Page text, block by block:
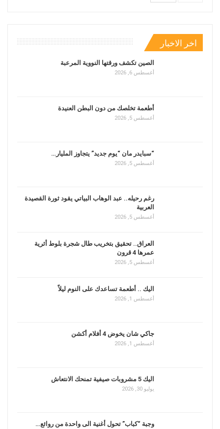
اخر الاخبار
الصين تكشف ورقتها النووية المرعبة
أغسطس 6, 2026
أطعمة تخلصك من دون البطن العنيدة
أغسطس 5, 2026
“سبايدر مان “يوم جديد” يتجاوز المليار…
أغسطس 5, 2026
رغم رحيله.. عبد الوهاب البياتي يقود ثورة القصيدة
العربية
أغسطس 5, 2026
العراق.. تحقيق بتخريب طال شجرة بلوط أثرية
عمرها 4 قرون
أغسطس 5, 2026
اليك .. أطعمة تساعدك على النوم ليلاً
أغسطس 1, 2026
جاكي شان يخوض 4 أفلام أكشن
أغسطس 1, 2026
اليك 5 مشروبات صيفية تمنحك الانتعاش
يوليو 30, 2026
وجبة “كباب” تحول أغنية الى واحدة من روائع…